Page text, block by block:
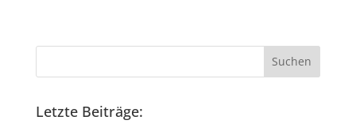
r
t
Letzte Beiträge: